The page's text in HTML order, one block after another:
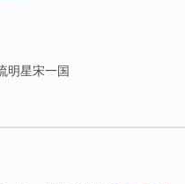
明星宋一国